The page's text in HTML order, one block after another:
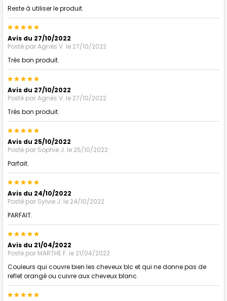
Reste à utiliser le produit.
5
Avis du 27/10/2022
Posté parAgnès V. le 27/10/2022
Très bon produit.
5
Avis du 27/10/2022
Posté parAgnès V. le 27/10/2022
Très bon produit.
5
Avis du 25/10/2022
Posté par Sophie J. le 25/10/2022
Parfait.
5
Avis du 24/10/2022
Posté par Sylvie J. le 24/10/2022
PARFAIT.
5
Avis du 21/04/2022
Posté par MARTHE F. le 21/04/2022
Couleurs qui couvre bien les cheveux blc et qui ne donne pas de
reflet orangé ou cuivre aux cheveux blanc.
5